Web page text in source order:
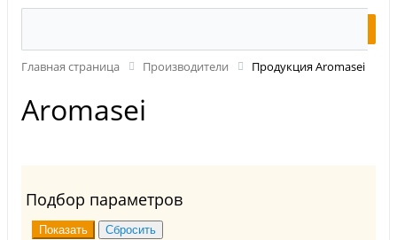
Главная страница Производители Продукция Aromasei
Aromasei
Подбор параметров